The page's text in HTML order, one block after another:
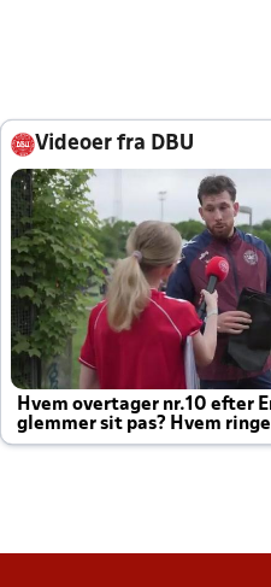
Videoer fra DBU
Hvem overtager nr.10 efter
glemmer sit pas? Hvem
altid til efter kampe?